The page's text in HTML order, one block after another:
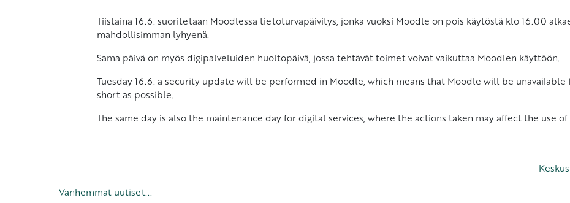
Tiistaina 16.6. suoritetaan Moodlessa tietoturvapäivitys, jonka vuoksi Moodle on pois käytöstä klo 16.00
mahdollisimman lyhyenä.
Sama päivä on myös digipalveluiden huoltopäivä, jossa tehtävät toimet voivat vaikuttaa Moodlen käyttöön.
Tuesday 16.6. a security update will be performed in Moodle, which means that Moodle will be unavailable
short as possible.
The same day is also the maintenance day for digital services, where the actions taken may affect the use
Vanhemmat uutiset...